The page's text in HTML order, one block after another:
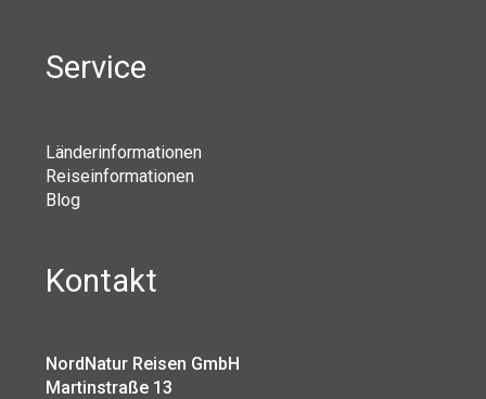
Service
Länderinformationen
Reiseinformationen
Blog
Kontakt
NordNatur Reisen GmbH
Martinstraße 13